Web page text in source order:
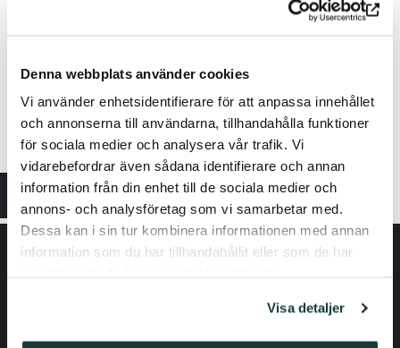
Denna webbplats använder cookies
Vi använder enhetsidentifierare för att anpassa innehållet
och annonserna till användarna, tillhandahålla funktioner
för sociala medier och analysera vår trafik. Vi
vidarebefordrar även sådana identifierare och annan
information från din enhet till de sociala medier och
annons- och analysföretag som vi samarbetar med.
Dessa kan i sin tur kombinera informationen med annan
information som du har tillhandahållit eller som de har
Visa detaljer
On other Sunday afternoons, a
rotating playlist of classical music curated by the
museum is played from 12:00 to 18:00.
Weather permitting. Free admission!